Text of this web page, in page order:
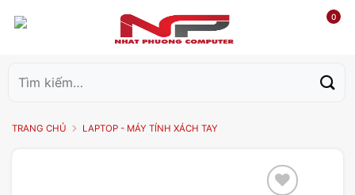
0
kiếm:
TRANG CHỦ LAPTOP - MÁY TÍNH XÁCH TAY